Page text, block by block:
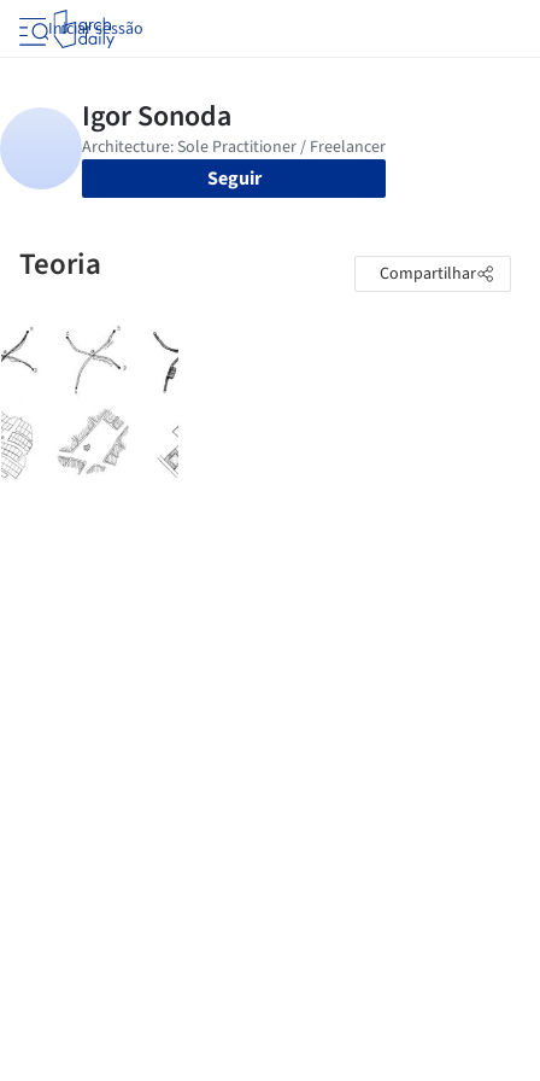
Iniciar sessão
Seguir
Teoria Compartilhar